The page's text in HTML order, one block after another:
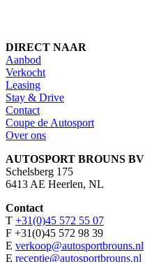
DIRECT NAAR
Aanbod
Verkocht
Leasing
Stay & Drive
Contact
Coupe de Autosport
Over ons
AUTOSPORT BROUNS BV
Schelsberg 175
6413 AE Heerlen, NL
Contact
T +31(0)45 572 55 07
F +31(0)45 572 98 39
E verkoop@autosportbrouns.nl
E receptie@autosportbrouns.nl